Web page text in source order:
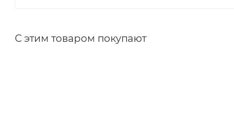
С этим товаром покупают